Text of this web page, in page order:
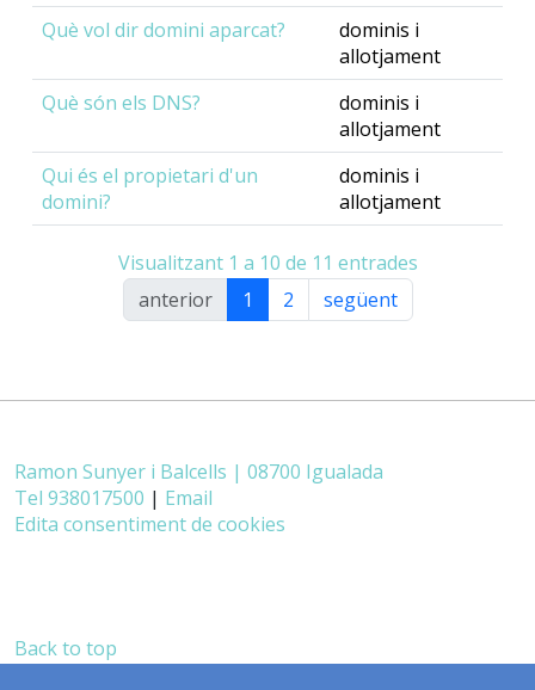
Què vol dir domini aparcat?
dominis i
allotjament
Què són els DNS?
dominis i
allotjament
Qui és el propietari d'un
domini?
dominis i
allotjament
Visualitzant 1 a 10 de 11 entrades
anterior
1 2 següent
Ramon Sunyer i Balcells | 08700 Igualada
Tel 938017500 | Email
Edita consentiment de cookies
Back to top